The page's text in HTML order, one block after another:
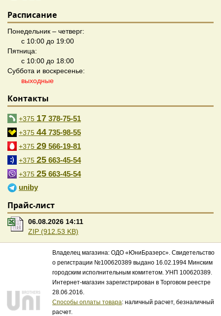
Расписание
Понедельник – четверг:
с 10:00 до 19:00
Пятница:
с 10:00 до 18:00
Суббота и воскресенье:
выходные
Контакты
+375 17 378-75-51
+375 44 735-98-55
+375 29 566-19-81
+375 25 663-45-54
+375 25 663-45-54
uniby
Прайс-лист
06.08.2026 14:11
ZIP (912.53 KB)
Владелец магазина: ОДО «ЮниБразерс». Свидетельство
о регистрации №100620389 выдано 16.02.1994 Минским
городским исполнительным комитетом. УНП 100620389.
Интернет-магазин зарегистрирован в Торговом реестре
28.06.2016.
Способы оплаты товара: наличный расчет, безналичный
расчет.